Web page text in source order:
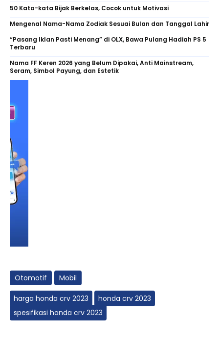
50 Kata-kata Bijak Berkelas, Cocok untuk Motivasi
Mengenal Nama-Nama Zodiak Sesuai Bulan dan Tanggal Lahir
“Pasang Iklan Pasti Menang” di OLX, Bawa Pulang Hadiah PS 5
Terbaru
Nama FF Keren 2026 yang Belum Dipakai, Anti Mainstream,
Seram, Simbol Payung, dan Estetik
Otomotif Mobil
harga honda crv 2023
honda crv 2023
spesifikasi honda crv 2023